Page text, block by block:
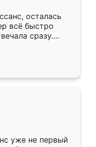
осталась
всё быстро
сразу.
подошёл к
Собрали
даже
уже не первый